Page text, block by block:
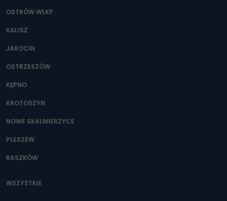
OSTRÓW WLKP.
KALISZ
JAROCIN
OSTRZESZÓW
KĘPNO
KROTOSZYN
NOWE SKALMIERZYCE
PLESZEW
RASZKÓW
WSZYSTKIE